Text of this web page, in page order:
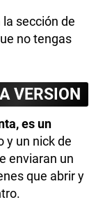
sección de
no tengas
VERSION
es un
y un nick de
enviaran un
que abrir y